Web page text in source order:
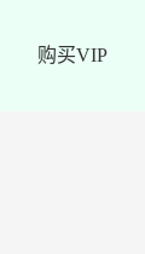
购买VIP